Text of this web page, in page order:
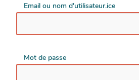
Email ou nom d'utilisateur.ice
Mot de passe